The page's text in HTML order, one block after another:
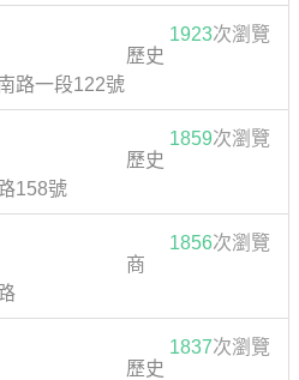
1923次瀏覽
歷史
路一段122號
1859次瀏覽
歷史
158號
1856次瀏覽
商
1837次瀏覽
歷史